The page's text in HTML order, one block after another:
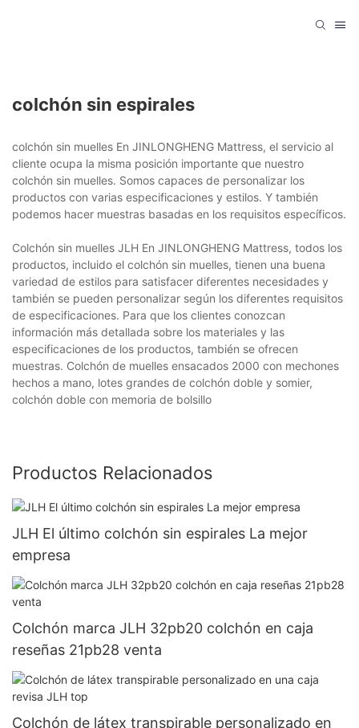
colchón sin espirales
colchón sin muelles En JINLONGHENG Mattress, el servicio al
cliente ocupa la misma posición importante que nuestro
colchón sin muelles. Somos capaces de personalizar los
productos con varias especificaciones y estilos. Y también
podemos hacer muestras basadas en los requisitos específicos.
Colchón sin muelles JLH En JINLONGHENG Mattress, todos los
productos, incluido el colchón sin muelles, tienen una buena
variedad de estilos para satisfacer diferentes necesidades y
también se pueden personalizar según los diferentes requisitos
de especificaciones. Para que los clientes conozcan
información más detallada sobre los materiales y las
especificaciones de los productos, también se ofrecen
muestras. Colchón de muelles ensacados 2000 con mechones
hechos a mano, lotes grandes de colchón doble y somier,
colchón doble con memoria de bolsillo
Productos Relacionados
JLH El último colchón sin espirales La mejor
empresa
Colchón marca JLH 32pb20 colchón en caja
reseñas 21pb28 venta
Colchón de látex transpirable personalizado en